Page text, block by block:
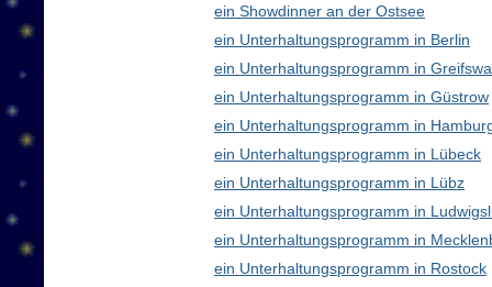
ein Showdinner an der Ostsee
ein Unterhaltungsprogramm in Berlin
ein Unterhaltungsprogramm in
ein Unterhaltungsprogramm in Güstrow
ein Unterhaltungsprogramm in
ein Unterhaltungsprogramm in Lübeck
ein Unterhaltungsprogramm in Lübz
ein Unterhaltungsprogramm in
ein Unterhaltungsprogramm in
ein Unterhaltungsprogramm in Rostock